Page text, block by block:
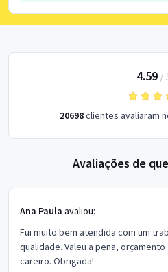
4.59/
20698clientes avaliaram
Avaliações de
Ana Paula avaliou:
Fui muito bem atendida com um
qualidade. Valeu a pena,
careiro. Obrigada!